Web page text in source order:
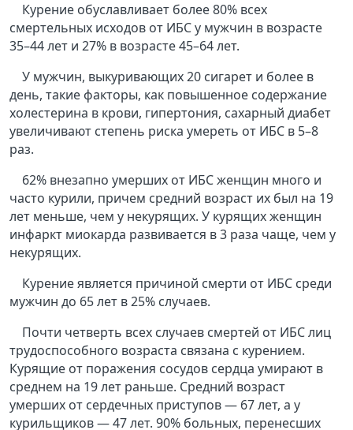
Курение обуславливает более 80% всех
смертельных исходов от ИБС у мужчин в возрасте
35–44 лет и 27% в возрасте 45–64 лет.
У мужчин, выкуривающих 20 сигарет и более в
день, такие факторы, как повышенное содержание
холестерина в крови, гипертония, сахарный диабет
увеличивают степень риска умереть от ИБС в 5–8
раз.
62% внезапно умерших от ИБС женщин много и
часто курили, причем средний возраст их был на 19
лет меньше, чем у некурящих. У курящих женщин
инфаркт миокарда развивается в 3 раза чаще, чем у
некурящих.
Курение является причиной смерти от ИБС среди
мужчин до 65 лет в 25% случаев.
Почти четверть всех случаев смертей от ИБС лиц
трудоспособного возраста связана с курением.
Курящие от поражения сосудов сердца умирают в
среднем на 19 лет раньше. Средний возраст
умерших от сердечных приступов — 67 лет, а у
курильщиков — 47 лет. 90% больных, перенесших